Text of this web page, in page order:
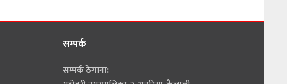
सम्पर्क
सम्पर्क ठेगाना: